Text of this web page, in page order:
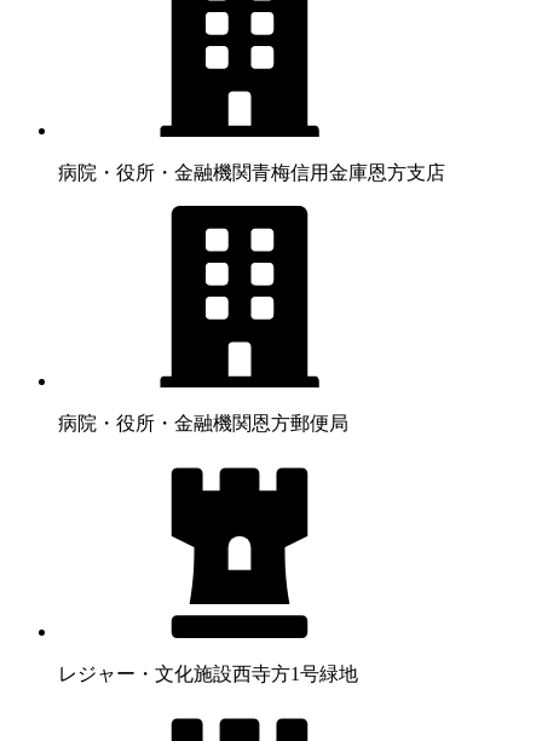
病院・役所・金融機関青梅信用金庫恩方支店
病院・役所・金融機関恩方郵便局
レジャー・文化施設西寺方1号緑地